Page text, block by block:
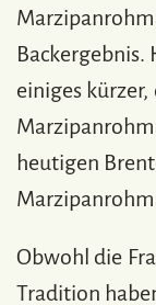
Backergebnis.
einiges
heutigen
Obwohl die
Tradition